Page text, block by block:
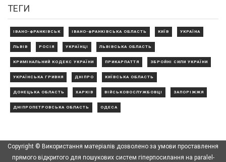
ТЕГИ
ІВАНО-ФРАНКІВСЬК ІВАНО-ФРАНКІВСЬКА ОБЛАСТЬ КИЇВ УКРАЇНА
ЛЬВІВ РОСІЯ УКРАЇНЦІ ЛЬВІВСЬКА ОБЛАСТЬ
КРИМІНАЛЬНИЙ КОДЕКС УКРАЇНИ ПРИКАРПАТТЯ ЗБРОЙНІ СИЛИ УКРАЇНИ
УКРАЇНСЬКА ГРИВНЯ ДНІПРО КИЇВСЬКА ОБЛАСТЬ
ДОНЕЦЬКА ОБЛАСТЬ ХАРКІВ ВІЙСЬКОВОСЛУЖБОВЦІ ЗАПОРІЖЖЯ
ДНІПРОПЕТРОВСЬКА ОБЛАСТЬ ОДЕСА
Copyright © Використання матеріалів дозволено за умови проставлення
прямого відкритого для пошукових систем гіперпосилання на paralel-